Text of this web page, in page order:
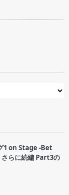
1 on Stage -Bet
らに続編 Part3の